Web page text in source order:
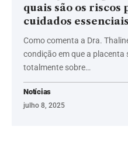
quais são os riscos
cuidados essenciais
Como comenta a Dra.
condição em que a placenta
totalmente sobre…
Notícias
julho 8, 2025